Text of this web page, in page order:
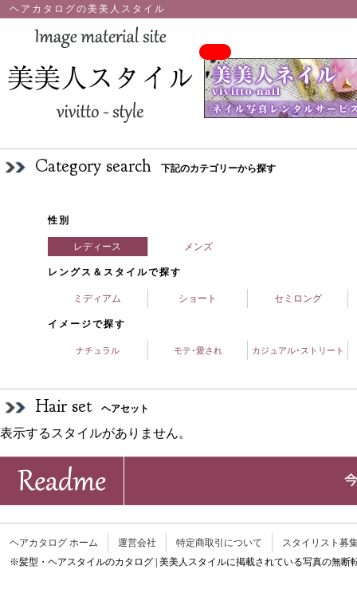
ヘアカタログの美美人スタイル
Category search 下記のカテゴリーから探す
性別
レディース メンズ
レングス＆スタイルで探す
ミディアム ショート セミロング
イメージで探す
ナチュラル モテ･愛され カジュアル･ストリート
Hair set ヘアセット
表示するスタイルがありません。
ヘアカタログ ホーム 運営会社 特定商取引について
スタイリスト募
※髪型・ヘアスタイルのカタログ | 美美人スタイルに掲載されている写真の無断